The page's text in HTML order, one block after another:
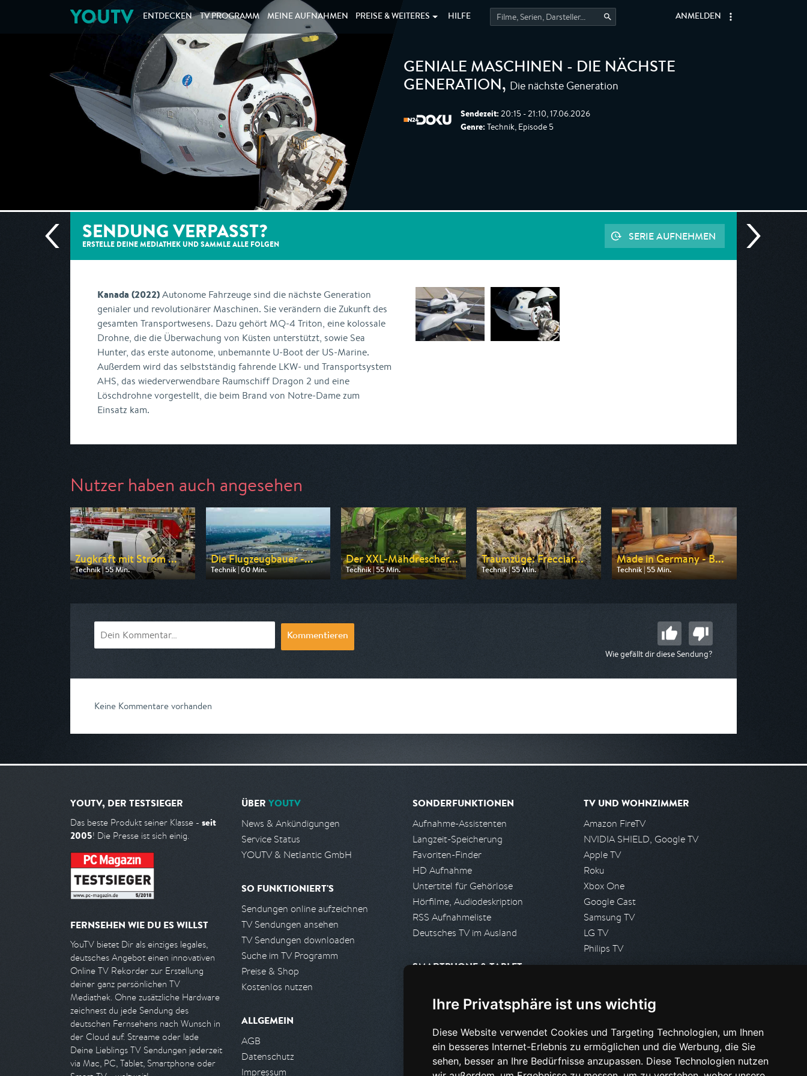
Ihre Privatsphäre ist uns wichtig
Diese Website verwendet Cookies und Targeting Technologien, um Ihnen
ein besseres Internet-Erlebnis zu ermöglichen und die Werbung, die Sie
sehen, besser an Ihre Bedürfnisse anzupassen. Diese Technologien nutzen
YOUTV ENTDECKEN TV PROGRAMM MEINE AUFNAHMEN PREISE & WEITERES HILFE ANMELDEN
GENIALE MASCHINEN - DIE NÄCHSTE
GENERATION, Die nächste Generation
Sendezeit: 20:15 - 21:10, 17.06.2026
Genre: Technik, Episode 5
SENDUNG VERPASST?
ERSTELLE DEINE MEDIATHEK UND SAMMLE ALLE FOLGEN
SERIE AUFNEHMEN
Kanada (2022)Autonome Fahrzeuge sind die nächste Generation
genialer und revolutionärer Maschinen. Sie verändern die Zukunft des
gesamten Transportwesens. Dazu gehört MQ-4 Triton, eine kolossale
Drohne, die die Überwachung von Küsten unterstützt, sowie Sea
Hunter, das erste autonome, unbemannte U-Boot der US-Marine.
Außerdem wird das selbstständig fahrende LKW- und Transportsystem
AHS, das wiederverwendbare Raumschiff Dragon 2 und eine
Löschdrohne vorgestellt, die beim Brand von Notre-Dame zum
Einsatz kam.
Nutzer haben auch angesehen
Zugkraft mit Strom ...
Technik | 55 Min.
Ausgestrahlt von WELT
Die Flugzeugbauer -...
Technik | 60 Min.
Ausgestrahlt von WELT
Der XXL-Mähdrescher...
Technik | 55 Min.
Ausgestrahlt von WELT
Traumzüge: Frecciar...
Technik | 55 Min.
Ausgestrahlt von N24 Doku
Made in Germany - B...
Technik | 55 Min.
Ausgestrahlt von N24 Doku
Kommentieren
Wie gefällt dir diese Sendung?
Keine Kommentare vorhanden
YOUTV, DER TESTSIEGER
Das beste Produkt seiner Klasse - seit
2005! Die Presse ist sich einig.
FERNSEHEN WIE DU ES WILLST
YouTV bietet Dir als einziges legales,
deutsches Angebot einen innovativen
Online TV Rekorder zur Erstellung
deiner ganz persönlichen TV
Mediathek. Ohne zusätzliche Hardware
zeichnest du jede Sendung des
deutschen Fernsehens nach Wunsch in
der Cloud auf. Streame oder lade
Deine Lieblings TV Sendungen jederzeit
via Mac, PC, Tablet, Smartphone oder
ÜBER YOUTV
News & Ankündigungen
Service Status
YOUTV & Netlantic GmbH
SO FUNKTIONIERT'S
Sendungen online aufzeichnen
TV Sendungen ansehen
TV Sendungen downloaden
Suche im TV Programm
Preise & Shop
Kostenlos nutzen
ALLGEMEIN
AGB
Datenschutz
Impressum
SONDERFUNKTIONEN
Aufnahme-Assistenten
Langzeit-Speicherung
Favoriten-Finder
HD Aufnahme
Untertitel für Gehörlose
Hörfilme, Audiodeskription
RSS Aufnahmeliste
Deutsches TV im Ausland
SMARTPHONE & TABLET
Android App
PARTNER
Partnerliste
Partner werden
TV UND WOHNZIMMER
Amazon FireTV
NVIDIA SHIELD, Google TV
Apple TV
Roku
Xbox One
Google Cast
Samsung TV
LG TV
Philips TV
Presseanfrage stellen
HILFE & SUPPORT
Häufig gestellte Fragen